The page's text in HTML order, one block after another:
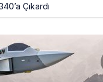
Çıkardı
Oldu